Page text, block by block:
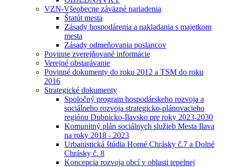
VZN-Všeobecne záväzné nariadenia
Štatút mesta
Zásady hospodárenia a nakladania s majetkom
mesta
Zásady odmeňovania poslancov
Povinne zverejňované informácie
Verejné obstarávanie
Povinné dokumenty do roku 2012 a TSM do roku
2016
Strategické dokumenty
Spoločný program hospodárskeho rozvoja a
sociálneho rozvoja strategicko-plánovacieho
regiónu Dubnicko-Ilavsko pre roky 2023-2030
Komunitný plán sociálnych služieb Mesta Ilava
na roky 2018 - 2023
Urbanistická štúdia Horné Chrásky č.7 a Dolné
Chrásky č. 8
Koncepcia rozvoja obcí v oblasti tepelnej